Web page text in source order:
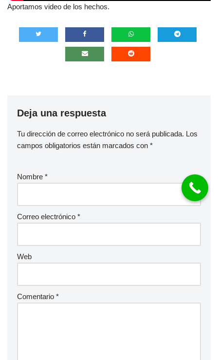
Aportamos video de los hechos.
Deja una respuesta
Tu dirección de correo electrónico no será publicada. Los
campos obligatorios están marcados con *
Nombre *
Correo electrónico *
Web
Comentario *